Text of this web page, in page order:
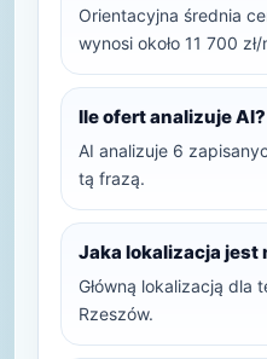
Orientacyjna średnia
wynosi około 11 700 zł/
Ile ofert analizuje AI?
AI analizuje 6
tą frazą.
Jaka lokalizacja jest
Główną lokalizacją dla
Rzeszów.